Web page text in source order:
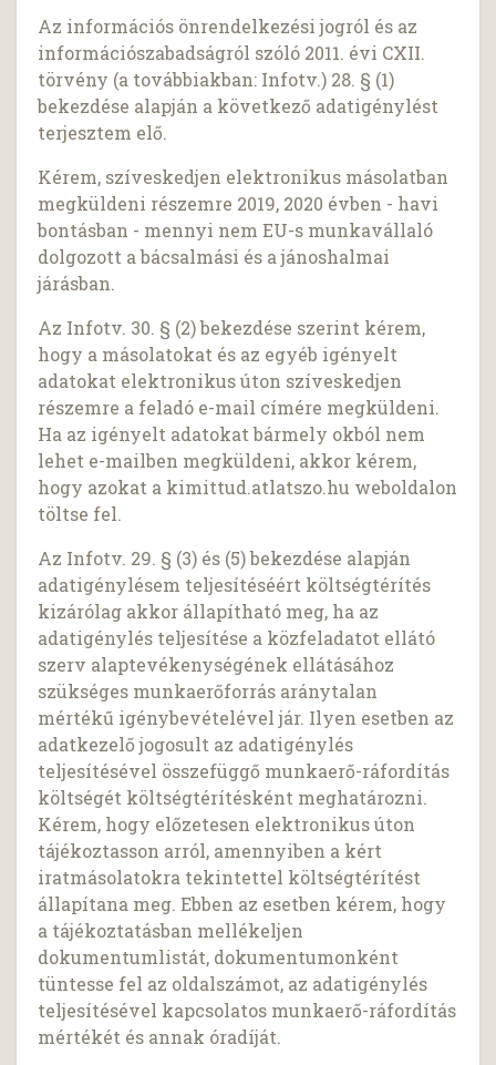
Az információs önrendelkezési jogról és az
információszabadságról szóló 2011. évi CXII.
törvény (a továbbiakban: Infotv.) 28. § (1)
bekezdése alapján a következő adatigénylést
terjesztem elő.
Kérem, szíveskedjen elektronikus másolatban
megküldeni részemre 2019, 2020 évben - havi
bontásban - mennyi nem EU-s munkavállaló
dolgozott a bácsalmási és a jánoshalmai
járásban.
Az Infotv. 30. § (2) bekezdése szerint kérem,
hogy a másolatokat és az egyéb igényelt
adatokat elektronikus úton szíveskedjen
részemre a feladó e-mail címére megküldeni.
Ha az igényelt adatokat bármely okból nem
lehet e-mailben megküldeni, akkor kérem,
hogy azokat a kimittud.atlatszo.hu weboldalon
töltse fel.
Az Infotv. 29. § (3) és (5) bekezdése alapján
adatigénylésem teljesítéséért költségtérítés
kizárólag akkor állapítható meg, ha az
adatigénylés teljesítése a közfeladatot ellátó
szerv alaptevékenységének ellátásához
szükséges munkaerőforrás aránytalan
mértékű igénybevételével jár. Ilyen esetben az
adatkezelő jogosult az adatigénylés
teljesítésével összefüggő munkaerő-ráfordítás
költségét költségtérítésként meghatározni.
Kérem, hogy előzetesen elektronikus úton
tájékoztasson arról, amennyiben a kért
iratmásolatokra tekintettel költségtérítést
állapítana meg. Ebben az esetben kérem, hogy
a tájékoztatásban mellékeljen
dokumentumlistát, dokumentumonként
tüntesse fel az oldalszámot, az adatigénylés
teljesítésével kapcsolatos munkaerő-ráfordítás
mértékét és annak óradíját.